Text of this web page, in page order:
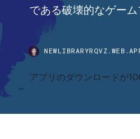
である破壊的なゲー
アプリのダウンロードが